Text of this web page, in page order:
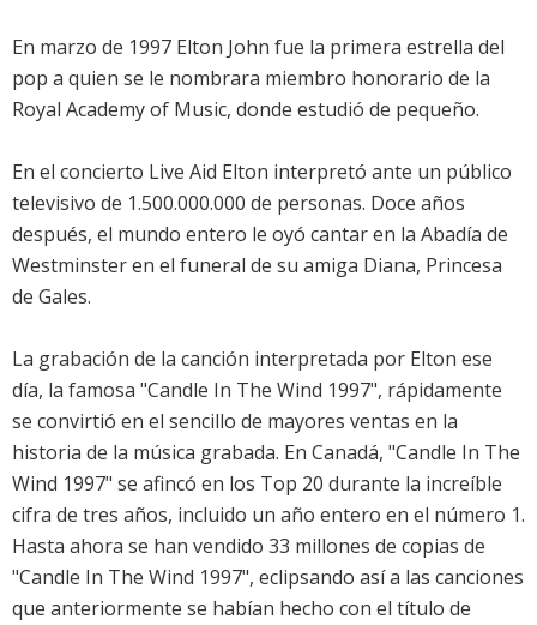
En marzo de 1997 Elton John fue la primera estrella del
pop a quien se le nombrara miembro honorario de la
Royal Academy of Music, donde estudió de pequeño.
En el concierto Live Aid Elton interpretó ante un público
televisivo de 1.500.000.000 de personas. Doce años
después, el mundo entero le oyó cantar en la Abadía de
Westminster en el funeral de su amiga Diana, Princesa
de Gales.
La grabación de la canción interpretada por Elton ese
día, la famosa "Candle In The Wind 1997", rápidamente
se convirtió en el sencillo de mayores ventas en la
historia de la música grabada. En Canadá, "Candle In The
Wind 1997" se afincó en los Top 20 durante la increíble
cifra de tres años, incluido un año entero en el número 1.
Hasta ahora se han vendido 33 millones de copias de
"Candle In The Wind 1997", eclipsando así a las canciones
que anteriormente se habían hecho con el título de